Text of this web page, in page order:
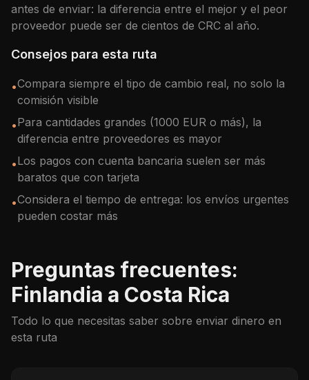
antes de enviar: la diferencia entre el mejor y el peor
proveedor puede ser de cientos de CRC al año.
Consejos para esta ruta
•Compara siempre el tipo de cambio real, no solo la
comisión visible
•Para cantidades grandes (1000 EUR o más), la
diferencia entre proveedores es mayor
•Los pagos con cuenta bancaria suelen ser más
baratos que con tarjeta
•Considera el tiempo de entrega: los envíos urgentes
pueden costar más
Preguntas frecuentes:
Finlandia a Costa Rica
Todo lo que necesitas saber sobre enviar dinero en
esta ruta